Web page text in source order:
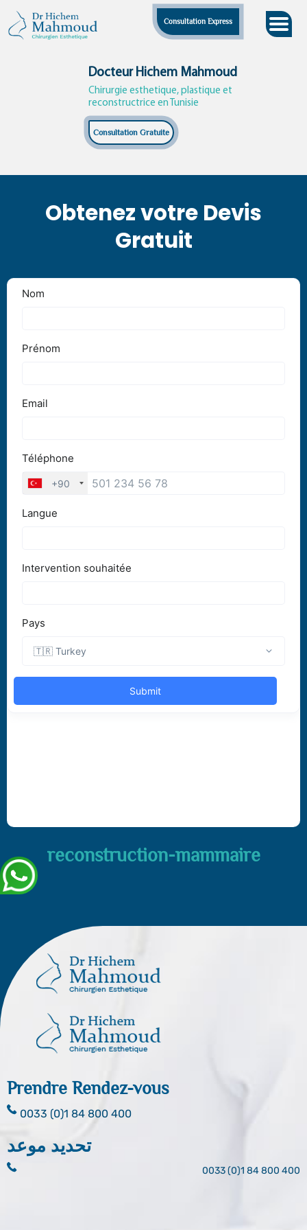
content
Consultation Express
Docteur Hichem Mahmoud
Chirurgie esthetique, plastique et
reconstructrice en Tunisie
Consultation Gratuite
Obtenez votre Devis
Gratuit
reconstruction-mammaire
Prendre Rendez-vous
0033 (0)1 84 800 400
تحديد موعد
0033 (0)1 84 800 400